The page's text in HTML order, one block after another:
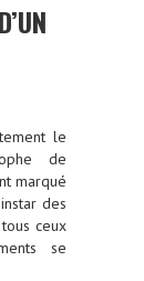
le
de
marqué
des
ceux
se